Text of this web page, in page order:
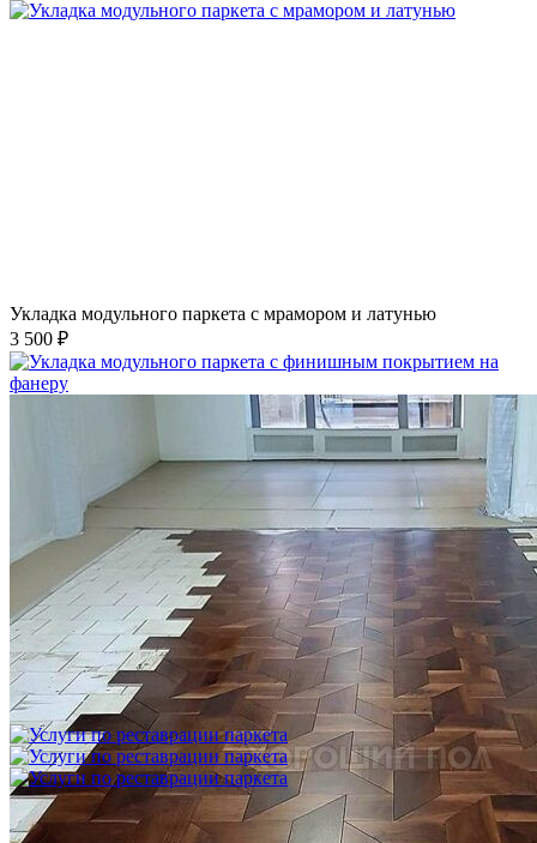
Укладка модульного паркета с мрамором и латунью
3 500 ₽
Укладка модульного паркета с финишным покрытием на
фанеру
3 600 ₽